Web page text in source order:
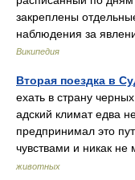
закреплены
наблюдения за
Википедия
Вторая поездка в
ехать в страну
адский климат едва
предпринимал это
чувствами и никак
животных